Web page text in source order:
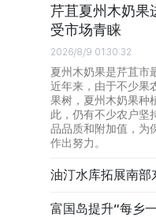
芹苴夏州木奶果
受市场青睐
2026/8/9 01:30:32
夏州木奶果是芹苴市
近年来，由于不少果
果树，夏州木奶果种
此，仍有不少农户坚
品品质和附加值，为
作出努力。
油汀水库拓展南部
富国岛提升“每乡